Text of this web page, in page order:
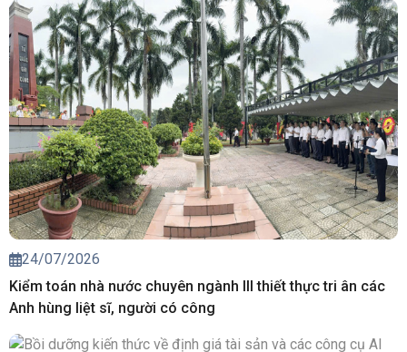
24/07/2026
Kiểm toán nhà nước chuyên ngành III thiết thực tri ân các
Anh hùng liệt sĩ, người có công